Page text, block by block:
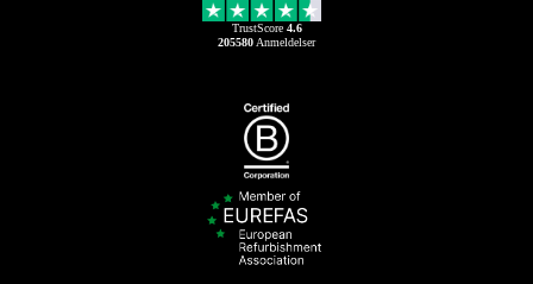
TrustScore 4.6
205580 Anmeldelser